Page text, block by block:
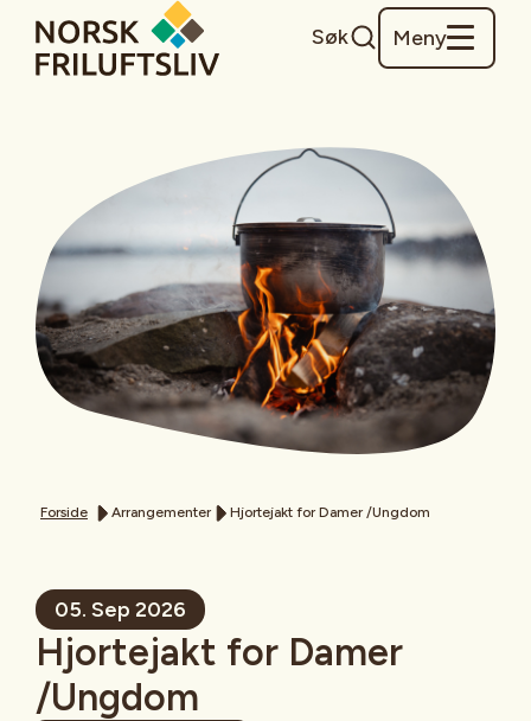
Søk Meny
Forside Arrangementer Hjortejakt for Damer /Ungdom
05. Sep 2026
Hjortejakt for Damer
/Ungdom